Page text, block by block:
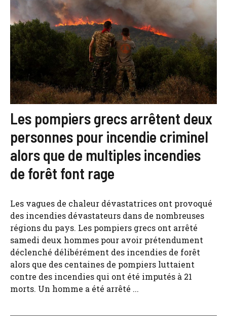
Les pompiers grecs arrêtent deux
personnes pour incendie criminel
alors que de multiples incendies
de forêt font rage
Les vagues de chaleur dévastatrices ont provoqué
des incendies dévastateurs dans de nombreuses
régions du pays. Les pompiers grecs ont arrêté
samedi deux hommes pour avoir prétendument
déclenché délibérément des incendies de forêt
alors que des centaines de pompiers luttaient
contre des incendies qui ont été imputés à 21
morts. Un homme a été arrêté ...